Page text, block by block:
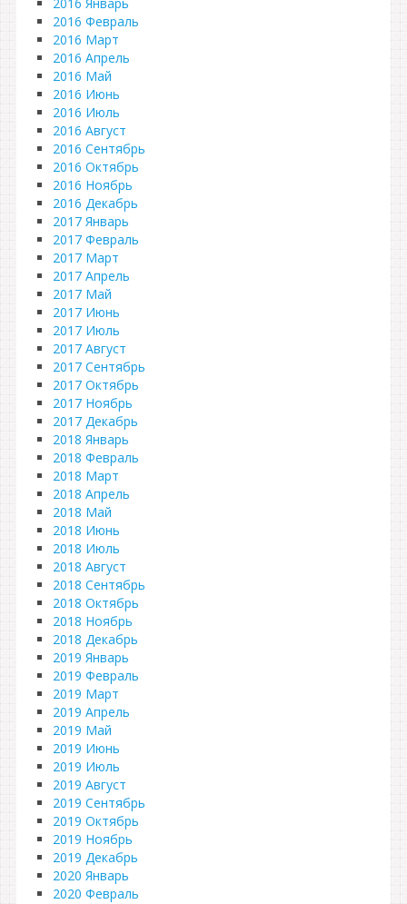
2016 Февраль
2016 Март
2016 Апрель
2016 Май
2016 Июнь
2016 Июль
2016 Август
2016 Сентябрь
2016 Октябрь
2016 Ноябрь
2016 Декабрь
2017 Январь
2017 Февраль
2017 Март
2017 Апрель
2017 Май
2017 Июнь
2017 Июль
2017 Август
2017 Сентябрь
2017 Октябрь
2017 Ноябрь
2017 Декабрь
2018 Январь
2018 Февраль
2018 Март
2018 Апрель
2018 Май
2018 Июнь
2018 Июль
2018 Август
2018 Сентябрь
2018 Октябрь
2018 Ноябрь
2018 Декабрь
2019 Январь
2019 Февраль
2019 Март
2019 Апрель
2019 Май
2019 Июнь
2019 Июль
2019 Август
2019 Сентябрь
2019 Октябрь
2019 Ноябрь
2019 Декабрь
2020 Январь
2020 Февраль